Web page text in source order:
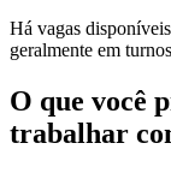
Há vagas
geralmente em
O que você
trabalhar